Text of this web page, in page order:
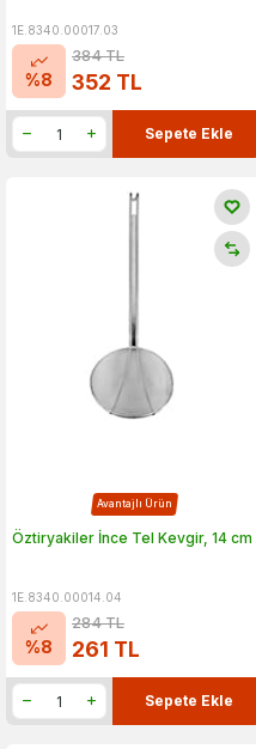
1E.8340.00017.03
%8
384TL
352 TL
Sepete Ekle
Avantajlı Ürün
Öztiryakiler İnce Tel Kevgir, 14 cm
1E.8340.00014.04
%8
284TL
261 TL
Sepete Ekle